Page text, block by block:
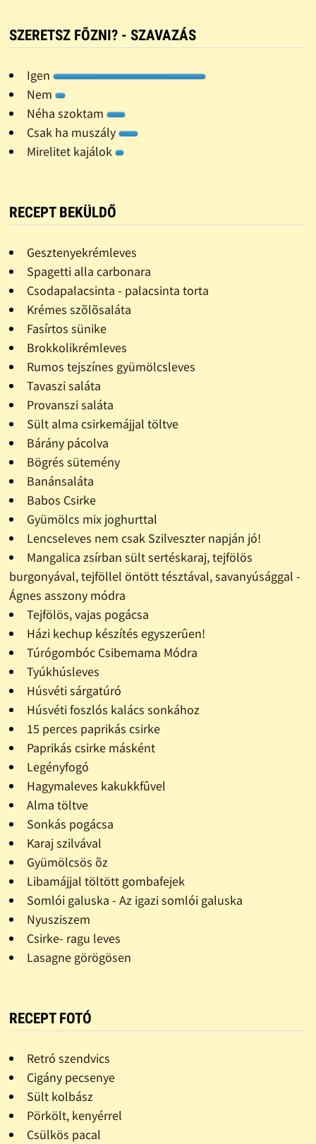
SZERETSZ FÕZNI? - SZAVAZÁS
Igen
Nem
Néha szoktam
Csak ha muszály
Mirelitet kajálok
RECEPT BEKÜLDŐ
Gesztenyekrémleves
Spagetti alla carbonara
Csodapalacsinta - palacsinta torta
Krémes szõlõsaláta
Fasírtos sünike
Brokkolikrémleves
Rumos tejszínes gyümölcsleves
Tavaszi saláta
Provanszi saláta
Sült alma csirkemájjal töltve
Bárány pácolva
Bögrés sütemény
Banánsaláta
Babos Csirke
Gyümölcs mix joghurttal
Lencseleves nem csak Szilveszter napján jó!
Mangalica zsírban sült sertéskaraj, tejfölös
burgonyával, tejföllel öntött tésztával, savanyúsággal -
Ágnes asszony módra
Tejfölös, vajas pogácsa
Házi kechup készítés egyszerûen!
Túrógombóc Csibemama Módra
Tyúkhúsleves
Húsvéti sárgatúró
Húsvéti foszlós kalács sonkához
15 perces paprikás csirke
Paprikás csirke másként
Legényfogó
Hagymaleves kakukkfûvel
Alma töltve
Sonkás pogácsa
Karaj szilvával
Gyümölcsös õz
Libamájjal töltött gombafejek
Somlói galuska - Az igazi somlói galuska
Nyusziszem
Csirke- ragu leves
Lasagne görögösen
RECEPT FOTÓ
Retró szendvics
Cigány pecsenye
Sült kolbász
Pörkölt, kenyérrel
Csülkös pacal